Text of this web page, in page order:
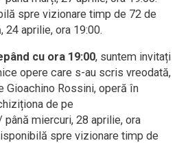
spre vizionare timp de 72 de
aprilie, ora 19:00.
cu ora 19:00, suntem invitați
opere care s-au scris vreodată,
Gioachino Rossini, operă în
de pe
miercuri, 28 aprilie, ora
spre vizionare timp de